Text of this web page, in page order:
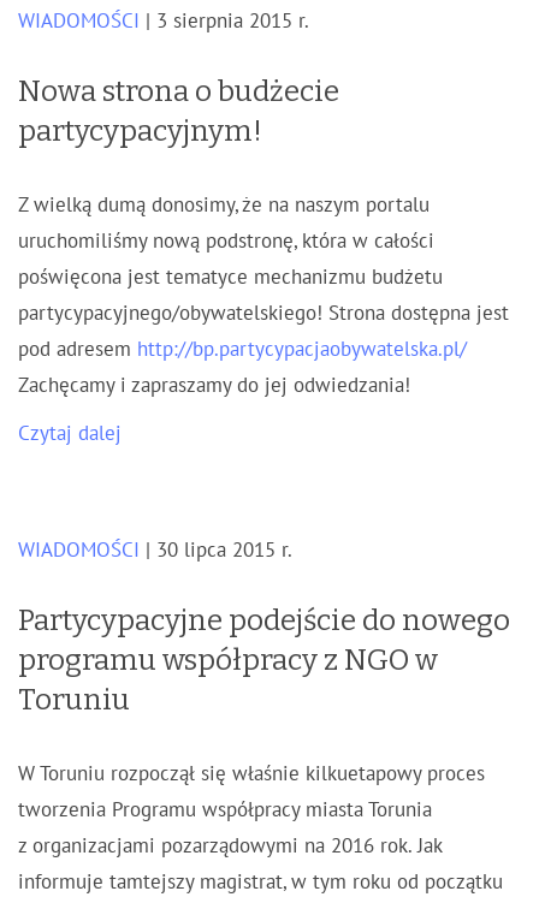
WIADOMOŚCI | 3 sierpnia 2015 r.
Nowa strona o budżecie
partycypacyjnym!
Z wielką dumą donosimy, że na naszym portalu
uruchomiliśmy nową podstronę, która w całości
poświęcona jest tematyce mechanizmu budżetu
partycypacyjnego/obywatelskiego! Strona dostępna jest
pod adresem http://bp.partycypacjaobywatelska.pl/
Zachęcamy i zapraszamy do jej odwiedzania!
Czytaj dalej
WIADOMOŚCI | 30 lipca 2015 r.
Partycypacyjne podejście do nowego
programu współpracy z NGO w
Toruniu
W Toruniu rozpoczął się właśnie kilkuetapowy proces
tworzenia Programu współpracy miasta Torunia
z organizacjami pozarządowymi na 2016 rok. Jak
informuje tamtejszy magistrat, w tym roku od początku